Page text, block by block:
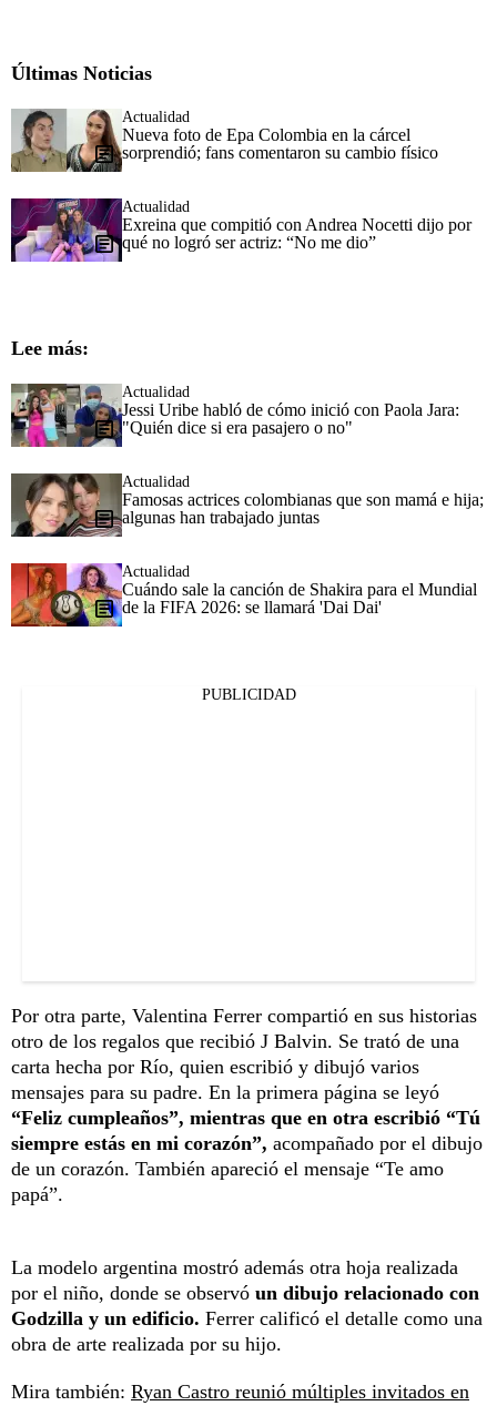
Últimas Noticias
Actualidad
Nueva foto de Epa Colombia en la cárcel
sorprendió; fans comentaron su cambio físico
Actualidad
Exreina que compitió con Andrea Nocetti dijo por
qué no logró ser actriz: “No me dio”
Lee más:
Actualidad
Jessi Uribe habló de cómo inició con Paola Jara:
"Quién dice si era pasajero o no"
Actualidad
Famosas actrices colombianas que son mamá e hija;
algunas han trabajado juntas
Actualidad
Cuándo sale la canción de Shakira para el Mundial
de la FIFA 2026: se llamará 'Dai Dai'
PUBLICIDAD
Por otra parte, Valentina Ferrer compartió en sus historias
otro de los regalos que recibió J Balvin. Se trató de una
carta hecha por Río, quien escribió y dibujó varios
mensajes para su padre. En la primera página se leyó
“Feliz cumpleaños”, mientras que en otra escribió “Tú
siempre estás en mi corazón”, acompañado por el dibujo
de un corazón. También apareció el mensaje “Te amo
papá”.
La modelo argentina mostró además otra hoja realizada
por el niño, donde se observó un dibujo relacionado con
Godzilla y un edificio. Ferrer calificó el detalle como una
obra de arte realizada por su hijo.
Mira también: Ryan Castro reunió múltiples invitados en